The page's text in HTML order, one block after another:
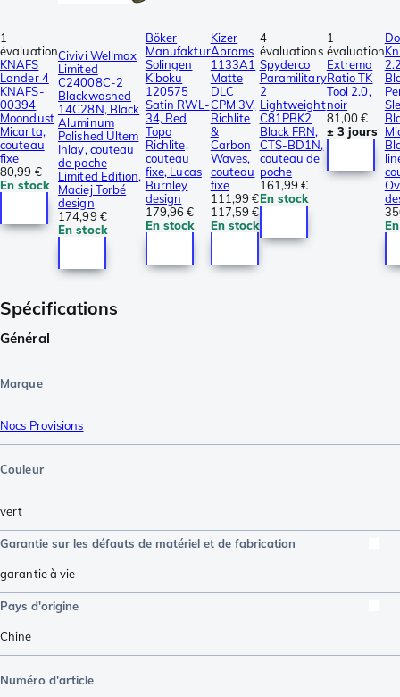
1
évaluation
KNAFS
Lander 4
KNAFS-
00394
Moondust
Micarta,
couteau
fixe
80,99 €
En stock
Civivi Wellmax
Limited
C24008C-2
Blackwashed
14C28N, Black
Aluminum
Polished Ultem
Inlay, couteau
de poche
Limited Edition,
Maciej Torbé
design
174,99 €
En stock
Böker
Manufaktur
Solingen
Kiboku
120575
Satin RWL-
34, Red
Topo
Richlite,
couteau
fixe, Lucas
Burnley
design
179,96 €
En stock
Kizer
Abrams
1133A1
Matte
DLC
CPM 3V,
Richlite
&
Carbon
Waves,
couteau
fixe
111,99 €
117,59 €
En stock
4
évaluations
Spyderco
Paramilitary
2
Lightweight
C81PBK2
Black FRN,
CTS-BD1N,
couteau de
poche
161,99 €
En stock
1
évaluation
Extrema
Ratio TK
Tool 2.0,
noir
81,00 €
± 3 jours
Spécifications
Général
Marque
Nocs Provisions
Couleur
vert
Garantie sur les défauts de matériel et de fabrication
garantie à vie
Pays d'origine
Chine
Numéro d'article